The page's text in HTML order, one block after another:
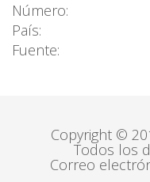
Número:
País:
Fuente:
Copyright ©
Todos los
Correo